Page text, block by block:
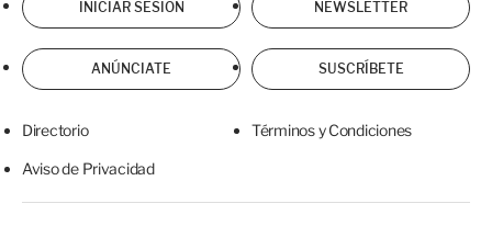
INICIAR SESIÓN NEWSLETTER
ANÚNCIATE SUSCRÍBETE
Directorio Términos y Condiciones
Aviso de Privacidad